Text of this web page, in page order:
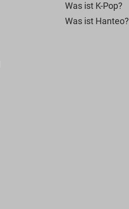
Was ist K-Pop?
Was ist Hanteo?